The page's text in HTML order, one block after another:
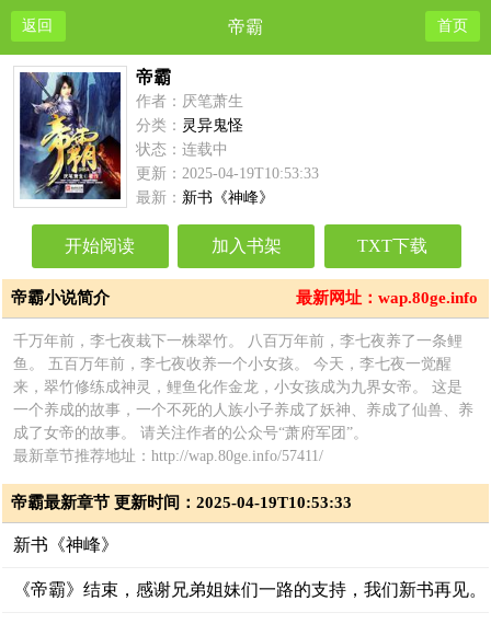
返回 帝霸 首页
帝霸
作者：厌笔萧生
分类： 灵异鬼怪
状态：连载中
更新：2025-04-19T10:53:33
最新： 新书《神峰》
开始阅读 加入书架 TXT下载
最新网址：wap.80ge.info
帝霸小说简介
千万年前，李七夜栽下一株翠竹。 八百万年前，李七夜养了一条鲤
鱼。 五百万年前，李七夜收养一个小女孩。 今天，李七夜一觉醒
来，翠竹修练成神灵，鲤鱼化作金龙，小女孩成为九界女帝。 这是
一个养成的故事，一个不死的人族小子养成了妖神、养成了仙兽、养
成了女帝的故事。 请关注作者的公众号“萧府军团”。
最新章节推荐地址：http://wap.80ge.info/57411/
帝霸最新章节 更新时间：2025-04-19T10:53:33
新书《神峰》
《帝霸》结束，感谢兄弟姐妹们一路的支持，我们新书再见。